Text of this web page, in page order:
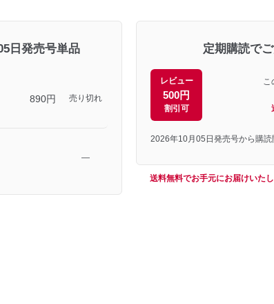
日発売号単品
890円 売り切れ
―
定期購読で
レビュー
500円
割引可
こ
2026年10月05日発売号から購読
送料無料でお手元にお届けいたし